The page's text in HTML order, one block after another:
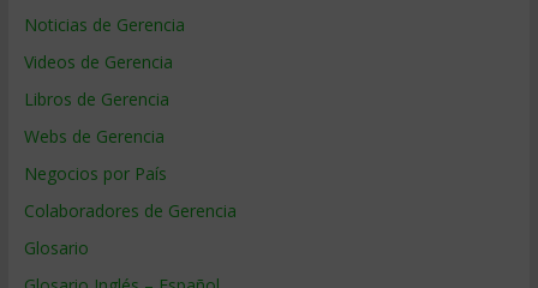
Noticias de Gerencia
Videos de Gerencia
Libros de Gerencia
Webs de Gerencia
Negocios por País
Colaboradores de Gerencia
Glosario